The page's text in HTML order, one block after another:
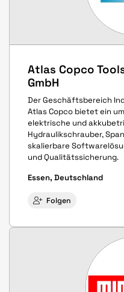
Atlas Copco
GmbH
Der Geschäftsbereich
Atlas Copco bietet ein
elektrische und
Hydraulikschrauber,
skalierbare
und Qualitätssicherung.
Essen, Deutschland
Folgen